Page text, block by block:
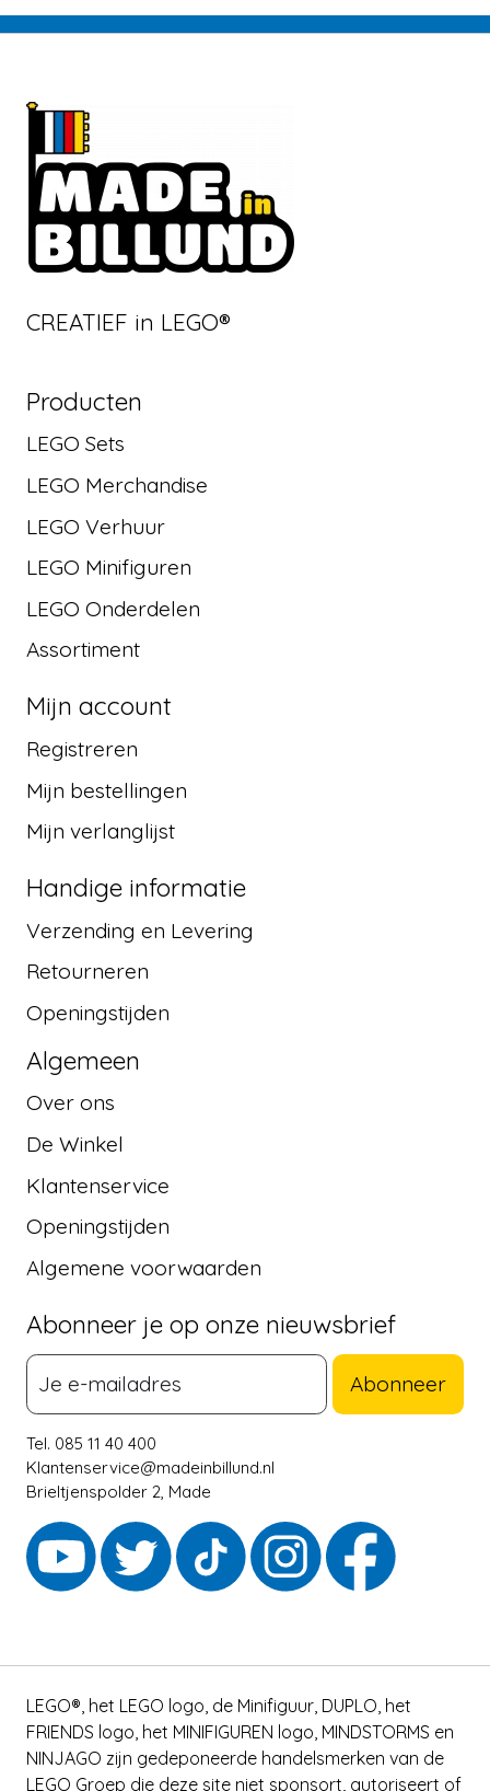
CREATIEF in LEGO®
Producten
LEGO Sets
LEGO Merchandise
LEGO Verhuur
LEGO Minifiguren
LEGO Onderdelen
Assortiment
Mijn account
Registreren
Mijn bestellingen
Mijn verlanglijst
Handige informatie
Verzending en Levering
Retourneren
Openingstijden
Algemeen
Over ons
De Winkel
Klantenservice
Openingstijden
Algemene voorwaarden
Abonneer je op onze nieuwsbrief
Abonneer
Tel. 085 11 40 400
Klantenservice@madeinbillund.nl
Brieltjenspolder 2, Made
LEGO®, het LEGO logo, de Minifiguur, DUPLO, het
FRIENDS logo, het MINIFIGUREN logo, MINDSTORMS en
NINJAGO zijn gedeponeerde handelsmerken van de
LEGO Groep die deze site niet sponsort, autoriseert of